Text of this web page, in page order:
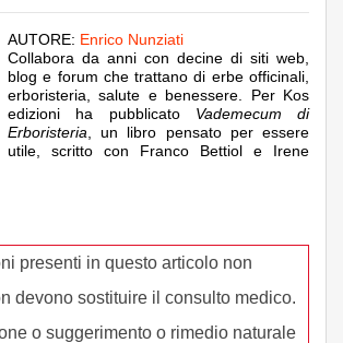
AUTORE: Enrico Nunziati
Collabora da anni con decine di siti web,
blog e forum che trattano di erbe officinali,
erboristeria, salute e benessere. Per Kos
edizioni ha pubblicato Vademecum di
Erboristeria , un libro pensato per essere
utile, scritto con Franco Bettiol e Irene
presenti in questo articolo non
devono sostituire il consulto medico.
o suggerimento o rimedio naturale